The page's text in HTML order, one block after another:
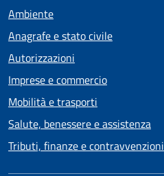
Ambiente
Anagrafe e stato civile
Autorizzazioni
Imprese e commercio
Mobilità e trasporti
Salute, benessere e assistenza
Tributi, finanze e contravvenzioni